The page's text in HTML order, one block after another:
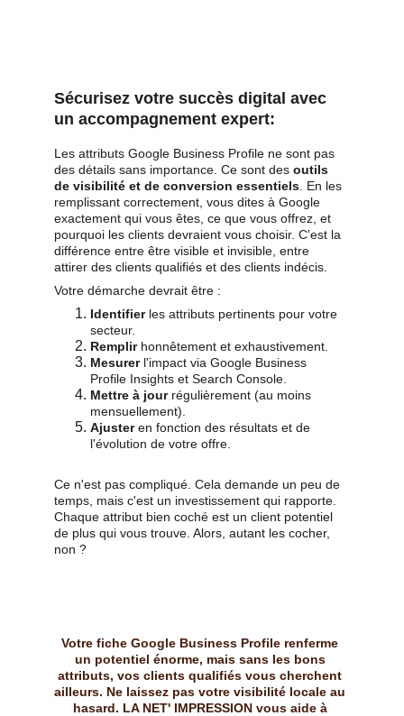
Sécurisez votre succès digital avec
un accompagnement expert:
Les attributs Google Business Profile ne sont pas
des détails sans importance. Ce sont des outils
de visibilité et de conversion essentiels . En les
remplissant correctement, vous dites à Google
exactement qui vous êtes, ce que vous offrez, et
pourquoi les clients devraient vous choisir. C'est la
différence entre être visible et invisible, entre
attirer des clients qualifiés et des clients indécis.
Votre démarche devrait être :
Identifier les attributs pertinents pour votre
secteur.
Remplir honnêtement et exhaustivement.
Mesurer l'impact via Google Business
Profile Insights et Search Console.
Mettre à jour régulièrement (au moins
mensuellement).
Ajuster en fonction des résultats et de
l'évolution de votre offre.
Ce n'est pas compliqué. Cela demande un peu de
temps, mais c'est un investissement qui rapporte.
Chaque attribut bien coché est un client potentiel
de plus qui vous trouve. Alors, autant les cocher,
non ?
Votre fiche Google Business Profile renferme
un potentiel énorme, mais sans les bons
attributs, vos clients qualifiés vous cherchent
ailleurs. Ne laissez pas votre visibilité locale au
hasard. LA NET' IMPRESSION vous aide à